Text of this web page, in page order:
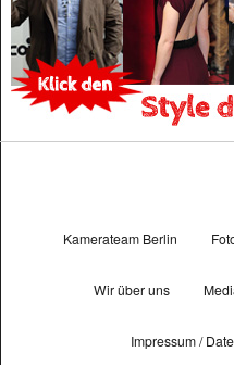
Kamerateam Berlin
Wir über uns
Impressum /